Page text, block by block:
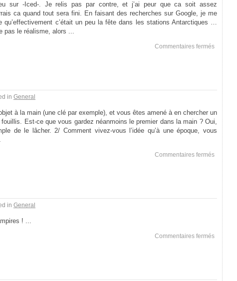
sur -Iced-. Je relis pas par contre, et j’ai peur que ca soit assez
ca quand tout sera fini. En faisant des recherches sur Google, je me
qu’effectivement c’était un peu la fête dans les stations Antarctiques …
pas le réalisme, alors ...
Commentaires ferméssur
Iced
in General
à la main (une clé par exemple), et vous êtes amené à en chercher un
fouillis. Est-ce que vous gardez néanmoins le premier dans la main ? Oui,
de le lâcher. 2/ Comment vivez-vous l’idée qu’à une époque, vous
Commentaires ferméssur
Pareil
in General
! ...
Commentaires ferméssur
AHA